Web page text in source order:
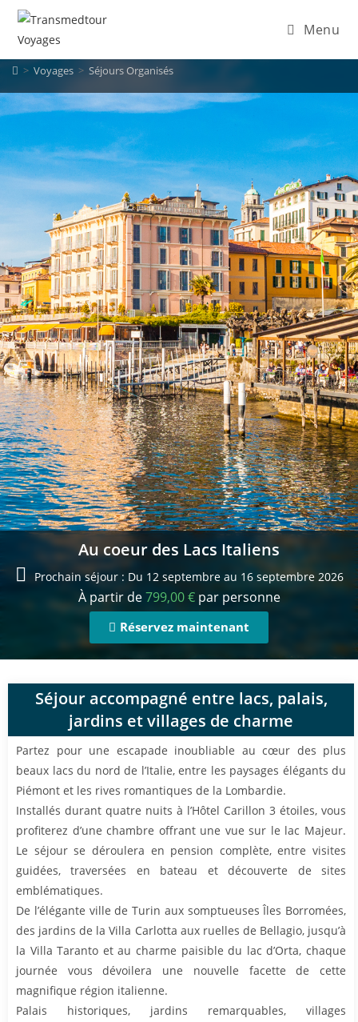
Menu
> Voyages > Séjours Organisés
Au coeur des Lacs Italiens
Prochain séjour : Du 12 septembre au 16 septembre 2026
À partir de799,00€par personne
Réservez maintenant
Séjour accompagné entre lacs, palais,
jardins et villages de charme
Partez pour une escapade inoubliable au cœur des plus
beaux lacs du nord de l’Italie, entre les paysages élégants du
Piémont et les rives romantiques de la Lombardie.
Installés durant quatre nuits à l’Hôtel Carillon 3 étoiles, vous
profiterez d’une chambre offrant une vue sur le lac Majeur.
Le séjour se déroulera en pension complète, entre visites
guidées, traversées en bateau et découverte de sites
emblématiques.
De l’élégante ville de Turin aux somptueuses Îles Borromées,
des jardins de la Villa Carlotta aux ruelles de Bellagio, jusqu’à
la Villa Taranto et au charme paisible du lac d’Orta, chaque
journée vous dévoilera une nouvelle facette de cette
magnifique région italienne.
Palais historiques, jardins remarquables, villages